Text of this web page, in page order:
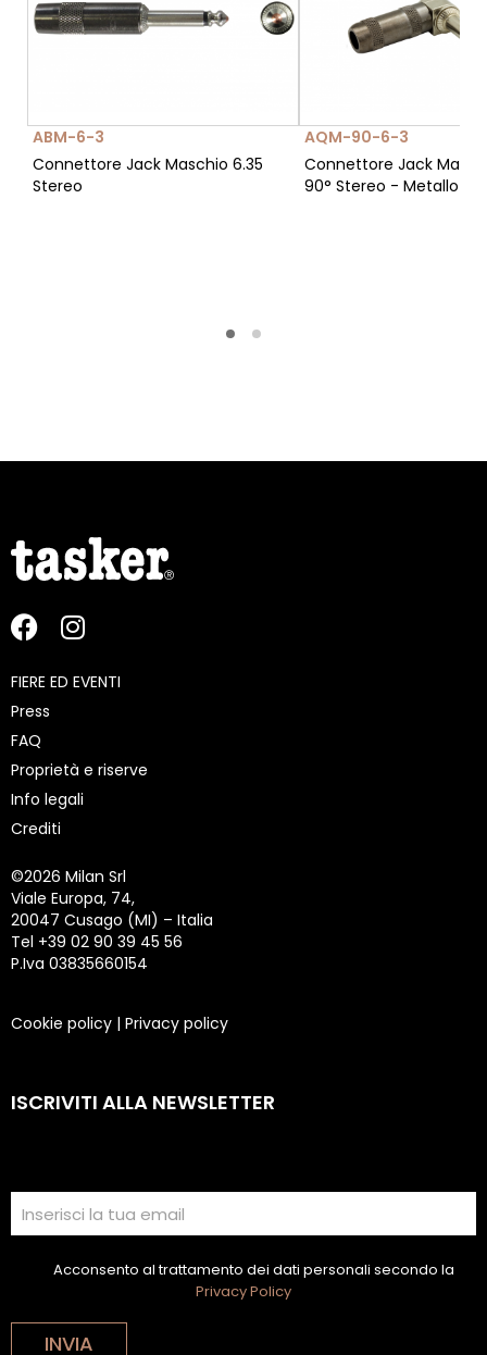
ABM-6-3
Connettore Jack Maschio 6.35
Stereo
AQM-90-6-3
Connettore Jack
90° Stereo - Metallo
FIERE ED EVENTI
Press
FAQ
Proprietà e riserve
Info legali
Crediti
©2026 Milan Srl
Viale Europa, 74,
20047 Cusago (MI) – Italia
Tel +39 02 90 39 45 56
P.Iva 03835660154
Cookie policy | Privacy policy
ISCRIVITI ALLA NEWSLETTER
Acconsento al trattamento dei dati personali secondo la
Privacy Policy
INVIA